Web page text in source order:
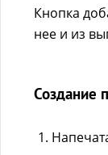
Кнопка
нее и из
Создание